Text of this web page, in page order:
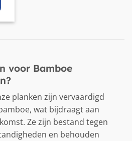
voor Bamboe
planken zijn vervaardigd
wat bijdraagt aan
Ze zijn bestand tegen
en behouden